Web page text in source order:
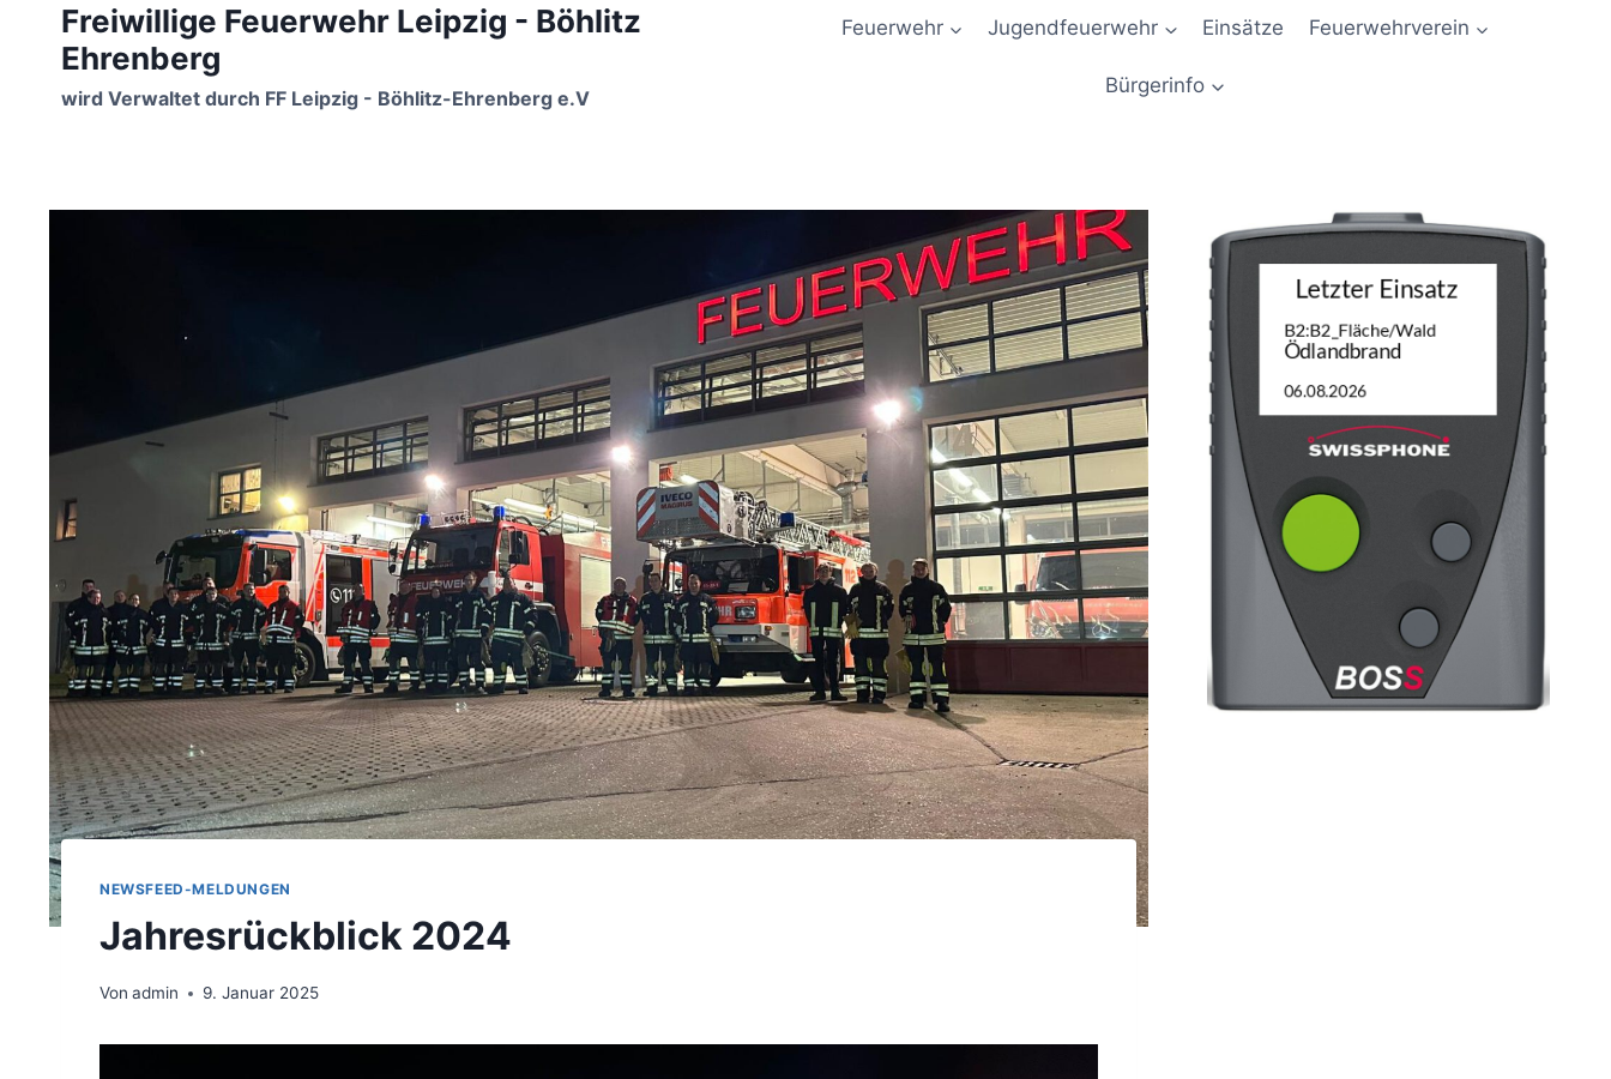
Freiwillige Feuerwehr Leipzig - Böhlitz
Ehrenberg
wird Verwaltet durch FF Leipzig - Böhlitz-Ehrenberg e.V
Feuerwehr Jugendfeuerwehr Einsätze Feuerwehrverein
Bürgerinfo
NEWSFEED-MELDUNGEN
Jahresrückblick 2024
Von admin 9. Januar 2025